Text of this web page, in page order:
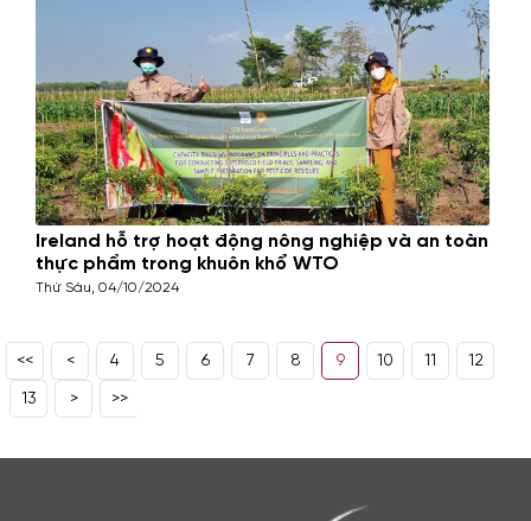
Ireland hỗ trợ hoạt động nông nghiệp và an toàn
thực phẩm trong khuôn khổ WTO
Thứ Sáu, 04/10/2024
<< < 4 5 6 7 8 9 10 11 12
13 > >>